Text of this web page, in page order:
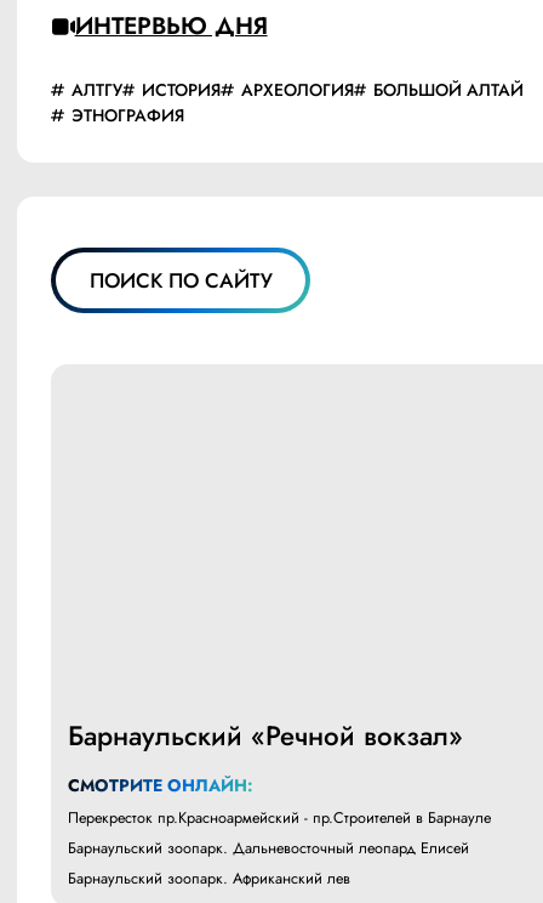
ИНТЕРВЬЮ ДНЯ
АЛТГУ ИСТОРИЯ АРХЕОЛОГИЯ
БОЛЬШОЙ АЛТАЙ
ЭТНОГРАФИЯ
ПОИСК ПО САЙТУ
Барнаульский «Речной вокзал»
СМОТРИТЕ ОНЛАЙН:
Перекресток пр.Красноармейский - пр.Строителей в Барнауле
Барнаульский зоопарк. Дальневосточный леопард Елисей
Барнаульский зоопарк. Африканский лев